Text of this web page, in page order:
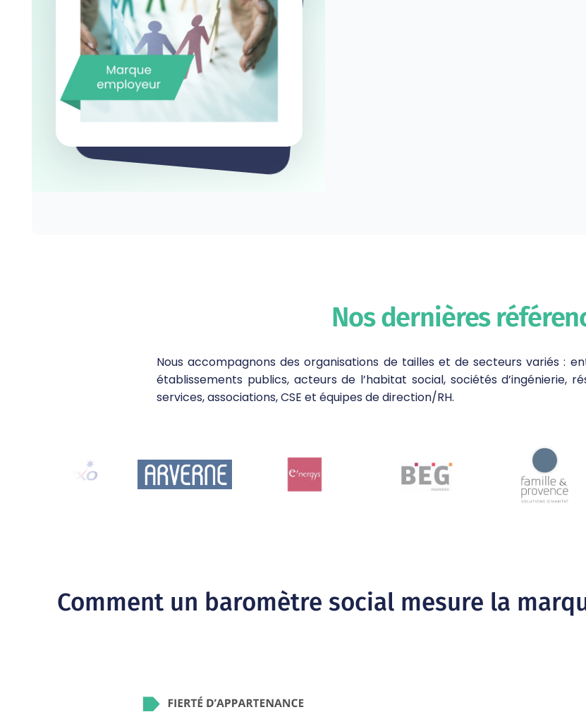
Nos dernières
Nous accompagnons des organisations de tailles et de secteurs variés :
établissements publics, acteurs de l’habitat social, sociétés d’ingénierie,
services, associations, CSE et équipes de direction/RH.
Comment un baromètre social mesure la